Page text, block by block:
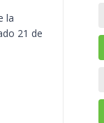
la
21 de